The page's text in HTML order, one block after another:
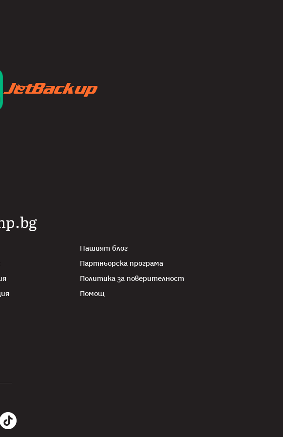
Нашият блог
Партньорска програма
Политика за поверителност
Помощ